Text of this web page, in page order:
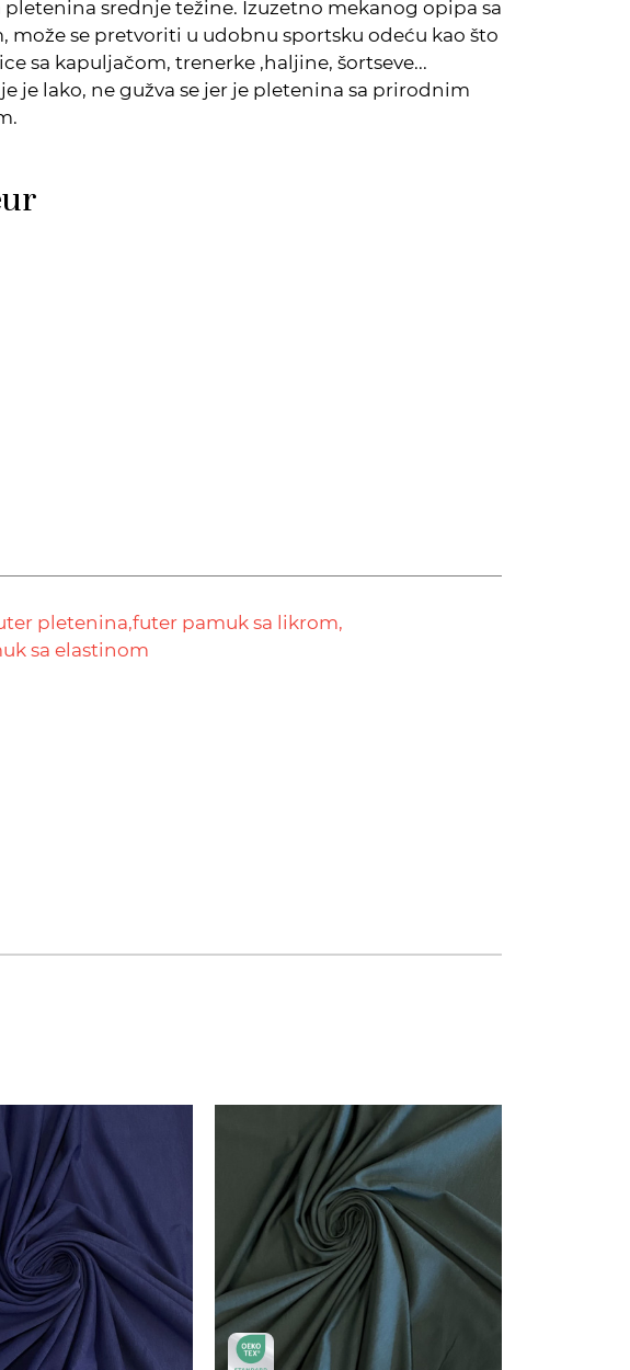
pletenina srednje težine. Izuzetno mekanog opipa sa
može se pretvoriti u udobnu sportsku odeću kao što
sa kapuljačom, trenerke ,haljine, šortseve...
je lako, ne gužva se jer je pletenina sa prirodnim
pletenina,futer pamuk sa likrom,
sa elastinom